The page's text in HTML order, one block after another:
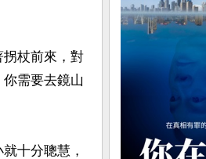
杖前來，對
需要去鏡山
十分聰慧，